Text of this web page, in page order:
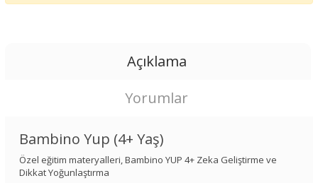
Açıklama
Yorumlar
Bambino Yup (4+ Yaş)
Özel eğitim materyalleri, Bambino YUP 4+ Zeka Geliştirme ve
Dikkat Yoğunlaştırma